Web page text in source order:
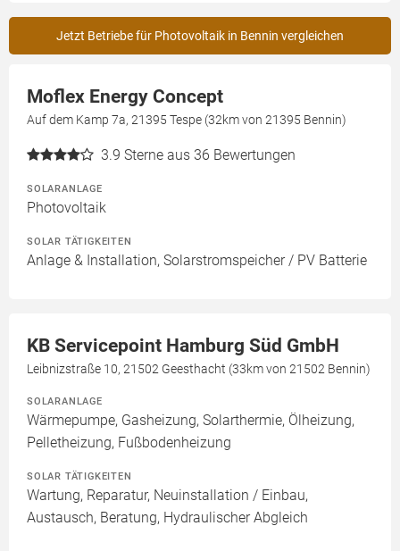
Jetzt Betriebe für Photovoltaik in Bennin vergleichen
Moflex Energy Concept
Auf dem Kamp 7a, 21395 Tespe (32km von 21395 Bennin)
3.9 Sterne aus 36 Bewertungen
SOLARANLAGE
Photovoltaik
SOLAR TÄTIGKEITEN
Anlage & Installation, Solarstromspeicher / PV Batterie
KB Servicepoint Hamburg Süd GmbH
Leibnizstraße 10, 21502 Geesthacht (33km von 21502 Bennin)
SOLARANLAGE
Wärmepumpe, Gasheizung, Solarthermie, Ölheizung,
Pelletheizung, Fußbodenheizung
SOLAR TÄTIGKEITEN
Wartung, Reparatur, Neuinstallation / Einbau,
Austausch, Beratung, Hydraulischer Abgleich